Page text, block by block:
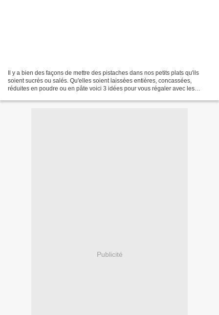
Il y a bien des façons de mettre des pistaches dans nos petits plats qu'ils
soient sucrés ou salés. Qu'elles soient laissées entières, concassées,
réduites en poudre ou en pâte voici 3 idées pour vous régaler avec les
Publicité